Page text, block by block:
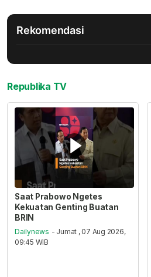
Rekomendasi
Republika TV
Saat Prabowo Ngetes
Kekuatan Genting Buatan
BRIN
Dailynews - Jumat , 07 Aug 2026,
09:45 WIB